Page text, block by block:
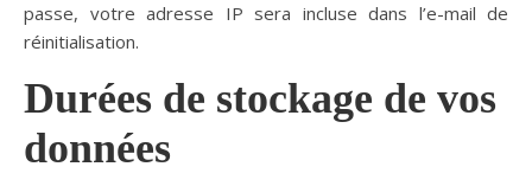
passe, votre adresse IP sera incluse dans l’e-mail de
réinitialisation.
Durées de stockage de vos
données